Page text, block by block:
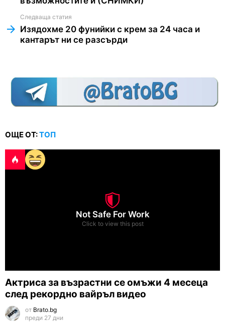
Следваща статия
Изядохме 20 фунийки с крем за 24 часа и
кантарът ни се разсърди
ОЩЕ ОТ:ТОП
Not Safe For Work
Click to view this post
Актриса за възрастни се омъжи 4 месеца
след рекордно вайръл видео
от Brato.bg
преди 27 дни